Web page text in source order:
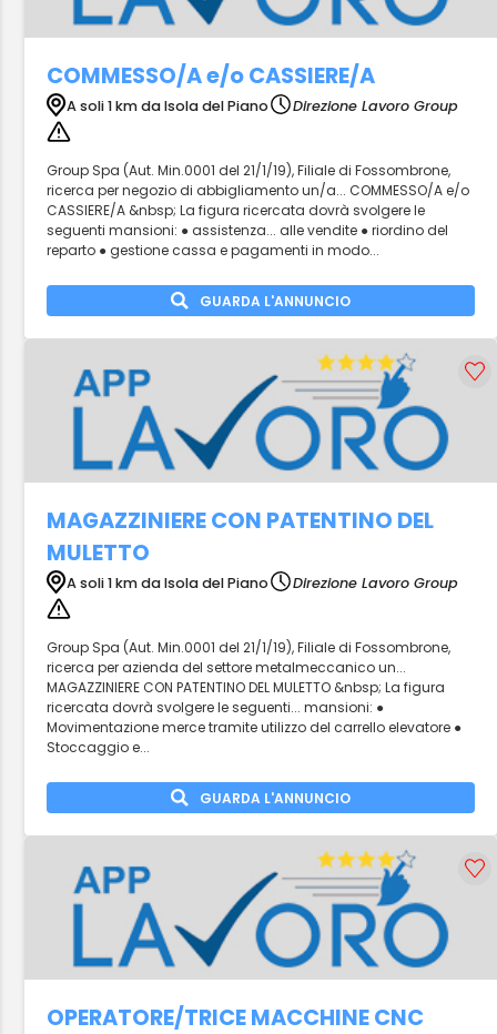
COMMESSO/A e/o CASSIERE/A
A soli 1 km da Isola del Piano Direzione Lavoro Group
Group Spa (Aut. Min.0001 del 21/1/19), Filiale di Fossombrone,
ricerca per negozio di abbigliamento un/a... COMMESSO/A e/o
CASSIERE/A &nbsp; La figura ricercata dovrà svolgere le
seguenti mansioni: ● assistenza... alle vendite ● riordino del
reparto ● gestione cassa e pagamenti in modo...
GUARDA L'ANNUNCIO
MAGAZZINIERE CON PATENTINO DEL
MULETTO
A soli 1 km da Isola del Piano Direzione Lavoro Group
Group Spa (Aut. Min.0001 del 21/1/19), Filiale di Fossombrone,
ricerca per azienda del settore metalmeccanico un...
MAGAZZINIERE CON PATENTINO DEL MULETTO &nbsp; La figura
ricercata dovrà svolgere le seguenti... mansioni: ●
Movimentazione merce tramite utilizzo del carrello elevatore ●
Stoccaggio e...
GUARDA L'ANNUNCIO
OPERATORE/TRICE MACCHINE CNC